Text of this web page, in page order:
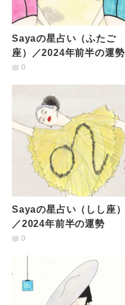
Sayaの星占い（ふたご
座）／2024年前半の運勢
0
Sayaの星占い（しし座）
／2024年前半の運勢
0